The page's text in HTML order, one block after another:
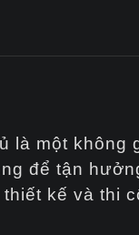
là một không
để tận
kế và thi